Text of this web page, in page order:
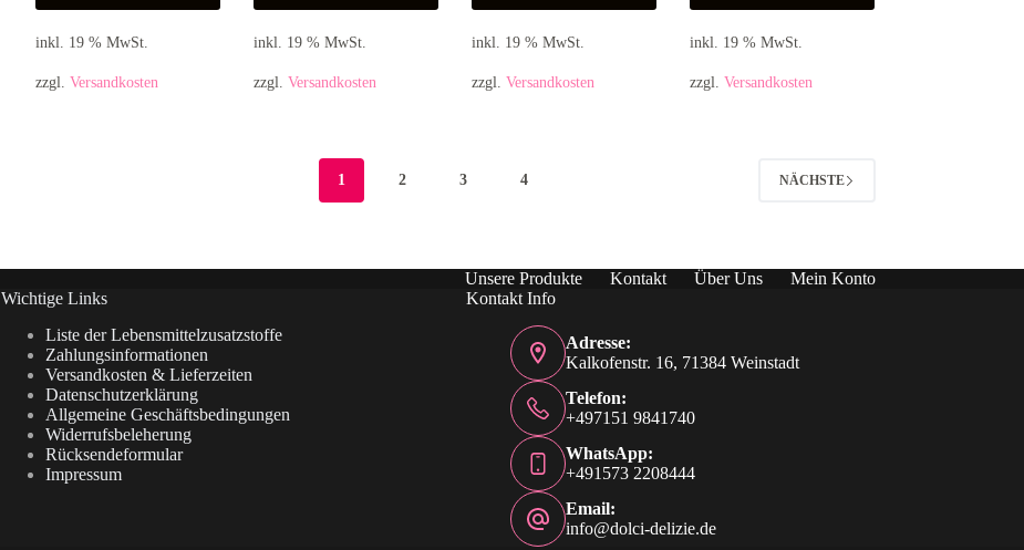
inkl. 19 % MwSt.
zzgl.Versandkosten
inkl. 19 % MwSt.
zzgl.Versandkosten
inkl. 19 % MwSt.
zzgl.Versandkosten
inkl. 19 % MwSt.
zzgl.Versandkosten
1 2 3 4 NÄCHSTE
Unsere Produkte Kontakt Über Uns
Mein Konto
Wichtige Links
Liste der Lebensmittelzusatzstoffe
Zahlungsinformationen
Versandkosten & Lieferzeiten
Datenschutzerklärung
Allgemeine Geschäftsbedingungen
Widerrufsbeleherung
Rücksendeformular
Impressum
Kontakt Info
Adresse:
Kalkofenstr. 16, 71384 Weinstadt
Telefon:
+497151 9841740
WhatsApp:
+491573 2208444
Email:
info@dolci-delizie.de